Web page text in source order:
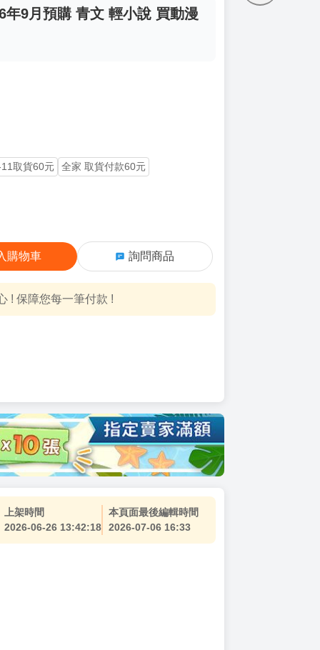
9月預購 青文 輕小說 買動漫
取貨60元
全家 取貨付款60元
購物車 詢問商品
! 保障您每一筆付款 !